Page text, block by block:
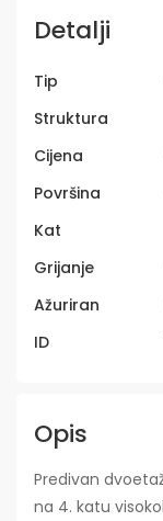
Detalji
Tip
Struktura
Cijena
Površina
Kat
Grijanje
Ažuriran
ID
Opis
Predivan
na 4. katu